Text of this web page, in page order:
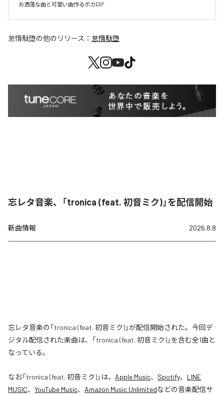
お洒落な曲と可愛い曲作るボカロP
怠惰駄堕の他のリリース： 怠惰駄堕
忘レタ音楽、「tronica (feat. 初音ミク)」を配信開始
新曲情報 2026.8.8
忘レタ音楽の「tronica (feat. 初音ミク)」が配信開始された。今回デ
ジタル配信された楽曲は、「tronica (feat. 初音ミク)」を含む全1曲と
なっている。
なお「tronica (feat. 初音ミク)」は、 Apple Music、 Spotify、 LINE
MUSIC、 YouTube Music、 Amazon Music Unlimitedなどの音楽配信サ